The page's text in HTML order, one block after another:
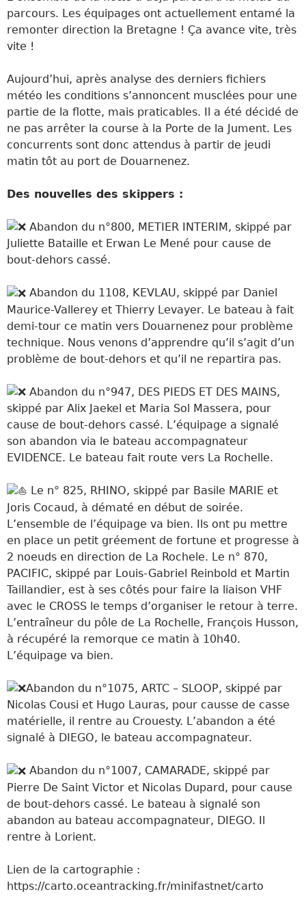
parcours. Les équipages ont actuellement entamé la
remonter direction la Bretagne ! Ça avance vite, très
vite !
Aujourd’hui, après analyse des derniers fichiers
météo les conditions s’annoncent musclées pour une
partie de la flotte, mais praticables. Il a été décidé de
ne pas arrêter la course à la Porte de la Jument. Les
concurrents sont donc attendus à partir de jeudi
matin tôt au port de Douarnenez.
Des nouvelles des skippers :
Abandon du n°800, METIER INTERIM, skippé par
Juliette Bataille et Erwan Le Mené pour cause de
bout-dehors cassé.
Abandon du 1108, KEVLAU, skippé par Daniel
Maurice-Vallerey et Thierry Levayer. Le bateau à fait
demi-tour ce matin vers Douarnenez pour problème
technique. Nous venons d’apprendre qu’il s’agit d’un
problème de bout-dehors et qu’il ne repartira pas.
Abandon du n°947, DES PIEDS ET DES MAINS,
skippé par Alix Jaekel et Maria Sol Massera, pour
cause de bout-dehors cassé. L’équipage a signalé
son abandon via le bateau accompagnateur
EVIDENCE. Le bateau fait route vers La Rochelle.
Le n° 825, RHINO, skippé par Basile MARIE et
Joris Cocaud, à dématé en début de soirée.
L’ensemble de l’équipage va bien. Ils ont pu mettre
en place un petit gréement de fortune et progresse à
2 noeuds en direction de La Rochele. Le n° 870,
PACIFIC, skippé par Louis-Gabriel Reinbold et Martin
Taillandier, est à ses côtés pour faire la liaison VHF
avec le CROSS le temps d’organiser le retour à terre.
L’entraîneur du pôle de La Rochelle, François Husson,
à récupéré la remorque ce matin à 10h40.
L’équipage va bien.
Abandon du n°1075, ARTC – SLOOP, skippé par
Nicolas Cousi et Hugo Lauras, pour causse de casse
matérielle, il rentre au Crouesty. L’abandon a été
signalé à DIEGO, le bateau accompagnateur.
Abandon du n°1007, CAMARADE, skippé par
Pierre De Saint Victor et Nicolas Dupard, pour cause
de bout-dehors cassé. Le bateau à signalé son
abandon au bateau accompagnateur, DIEGO. Il
rentre à Lorient.
Lien de la cartographie :
https://carto.oceantracking.fr/minifastnet/carto